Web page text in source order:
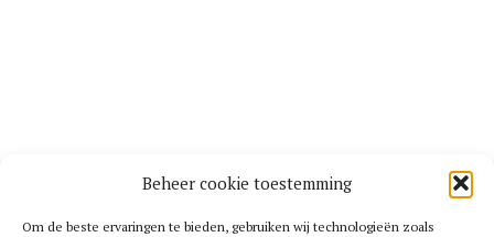
Beheer cookie toestemming
Om de beste ervaringen te bieden, gebruiken wij technologieën zoals